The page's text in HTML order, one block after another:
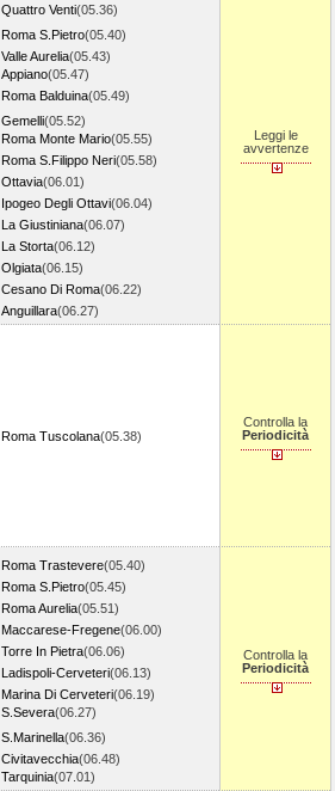
Quattro Venti(05.36)
Roma S.Pietro(05.40)
Valle Aurelia(05.43)
Appiano(05.47)
Roma Balduina(05.49)
Gemelli(05.52)
Roma Monte Mario(05.55)
Roma S.Filippo Neri(05.58)
Ottavia(06.01)
Ipogeo Degli Ottavi(06.04)
La Giustiniana(06.07)
La Storta(06.12)
Olgiata(06.15)
Cesano Di Roma(06.22)
Anguillara(06.27)
Leggi le
avvertenze
Roma Tuscolana(05.38)
Controlla la
Periodicità
Roma Trastevere(05.40)
Roma S.Pietro(05.45)
Roma Aurelia(05.51)
Maccarese-Fregene(06.00)
Torre In Pietra(06.06)
Ladispoli-Cerveteri(06.13)
Marina Di Cerveteri(06.19)
S.Severa(06.27)
S.Marinella(06.36)
Civitavecchia(06.48)
Tarquinia(07.01)
Controlla la
Periodicità